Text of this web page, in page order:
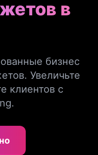
в
бизнес
Увеличьте
клиентов с